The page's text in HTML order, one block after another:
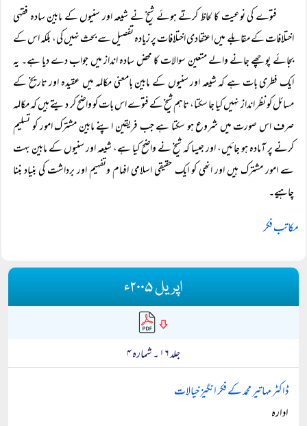
فتوے کی نوعیت کا لحاظ کرتے ہوئے شیخ نے شیعہ اور سنیوں کے مابین سادہ فقہی
اختلافات کے مقابلے میں اعتقادی اختلافات پر زیادہ تفصیل سے بحث نہیں کی، بلکہ اس کے
بجائے پوچھے جانے والے متعین سوالات کا محض سادہ انداز میں جواب دے دیا ہے۔ یہ
ایک فطری بات ہے کہ شیعہ اور سنیوں کے مابین بامعنی مکالمہ میں عقیدہ اور تاریخ کے
مسائل کو نظر انداز نہیں کیا جا سکتا، تاہم شیخ کے فتوے اس بات کو واضح کر دیتے ہیں کہ مکالمہ
صرف اس صورت میں شروع ہو سکتا ہے جب فریقین اپنے مابین مشترک امور کو تسلیم
کرنے پر آمادہ ہو جائیں، اور جیسا کہ شیخ نے واضح کیا ہے، شیعہ اور سنیوں کے مابین بہت
سے امور مشترک ہیں اور انھی کو ایک حقیقی اسلامی افہام وتفہیم اور برداشت کی بنیاد بننا
چاہیے۔
مکاتب فکر
اپریل ۲۰۰۵ء
جلد ۱۶ ۔ شمارہ ۴
ڈاکٹر مہاتیر محمد کے فکر انگیز خیالات
ادارہ